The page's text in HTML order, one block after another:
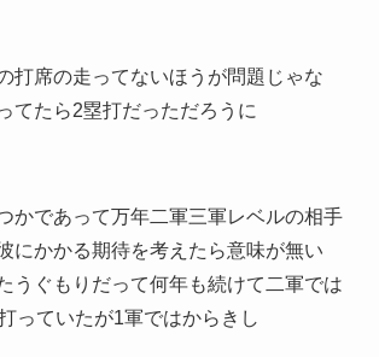
打席の走ってないほうが問題じゃな
てたら2塁打だっただろうに
かであって万年二軍三軍レベルの相手
にかかる期待を考えたら意味が無い
うぐもりだって何年も続けて二軍では
っていたが1軍ではからきし